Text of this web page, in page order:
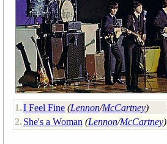
1.I Feel Fine (Lennon/McCartney)
2.She's a Woman (Lennon/McCartney)